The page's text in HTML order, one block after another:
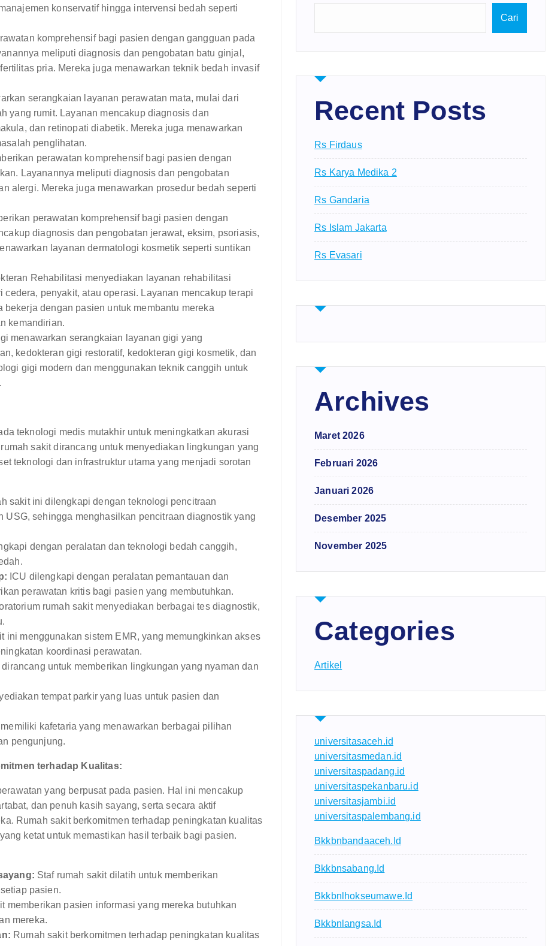
konservatif hingga intervensi bedah seperti
komprehensif bagi pasien dengan gangguan pada
meliputi diagnosis dan pengobatan batu ginjal,
pria. Mereka juga menawarkan teknik bedah invasif
serangkaian layanan perawatan mata, mulai dari
yang rumit. Layanan mencakup diagnosis dan
dan retinopati diabetik. Mereka juga menawarkan
penglihatan.
perawatan komprehensif bagi pasien dengan
Layanannya meliputi diagnosis dan pengobatan
alergi. Mereka juga menawarkan prosedur bedah seperti
perawatan komprehensif bagi pasien dengan
diagnosis dan pengobatan jerawat, eksim, psoriasis,
layanan dermatologi kosmetik seperti suntikan
Rehabilitasi menyediakan layanan rehabilitasi
penyakit, atau operasi. Layanan mencakup terapi
dengan pasien untuk membantu mereka
kemandirian.
menawarkan serangkaian layanan gigi yang
kedokteran gigi restoratif, kedokteran gigi kosmetik, dan
gigi modern dan menggunakan teknik canggih untuk
teknologi medis mutakhir untuk meningkatkan akurasi
sakit dirancang untuk menyediakan lingkungan yang
teknologi dan infrastruktur utama yang menjadi sorotan
sakit ini dilengkapi dengan teknologi pencitraan
USG, sehingga menghasilkan pencitraan diagnostik yang
dengan peralatan dan teknologi bedah canggih,
ICU dilengkapi dengan peralatan pemantauan dan
perawatan kritis bagi pasien yang membutuhkan.
rumah sakit menyediakan berbagai tes diagnostik,
ini menggunakan sistem EMR, yang memungkinkan akses
koordinasi perawatan.
untuk memberikan lingkungan yang nyaman dan
tempat parkir yang luas untuk pasien dan
kafetaria yang menawarkan berbagai pilihan
pengunjung.
terhadap Kualitas:
yang berpusat pada pasien. Hal ini mencakup
dan penuh kasih sayang, serta secara aktif
Rumah sakit berkomitmen terhadap peningkatan kualitas
ketat untuk memastikan hasil terbaik bagi pasien.
Staf rumah sakit dilatih untuk memberikan
pasien.
memberikan pasien informasi yang mereka butuhkan
mereka.
Rumah sakit berkomitmen terhadap peningkatan kualitas
Cari
Recent Posts
Rs Firdaus
Rs Karya Medika 2
Rs Gandaria
Rs Islam Jakarta
Rs Evasari
Archives
Maret 2026
Februari 2026
Januari 2026
Desember 2025
November 2025
Categories
Artikel
universitasaceh.id
universitasmedan.id
universitaspadang.id
universitaspekanbaru.id
universitasjambi.id
universitaspalembang.id
Bkkbnbandaaceh.id
Bkkbnsabang.id
Bkkbnlhokseumawe.id
Bkkbnlangsa.id